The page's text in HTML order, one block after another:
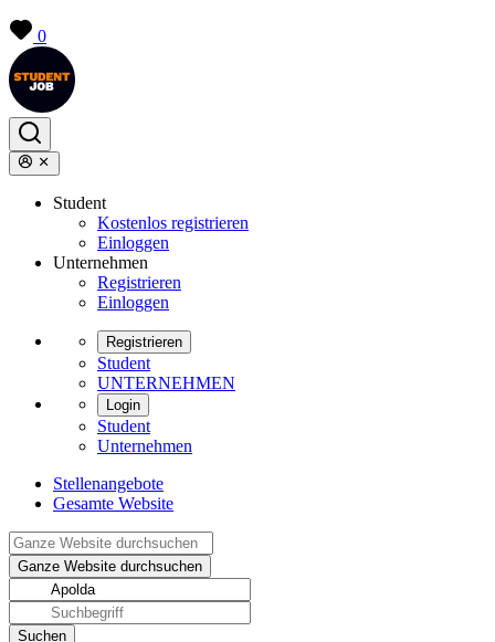
0
Student
Kostenlos registrieren
Einloggen
Unternehmen
Registrieren
Einloggen
Registrieren
Student
UNTERNEHMEN
Login
Student
Unternehmen
Stellenangebote
Gesamte Website